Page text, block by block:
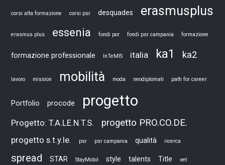
corsi alta formazione corsi psr desquades erasmusplus
erasmus plus essenia fondi por fondi psr campania formazione
formazione professionale InTeMIS italia ka1 ka2
lavoro mission mobilità moda neodiplomati path for career
Portfolio procode progetto
Progetto: T.A.LE.N.T.S. progetto PRO.CO.DE.
progetto s.t.y.le. psr psr campania qualità ricerca
spread STAR StayMobil style talents Title vet